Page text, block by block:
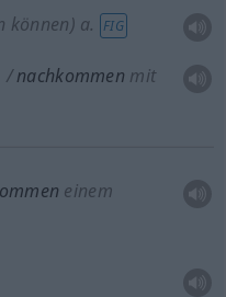
können) a. FIG
nachkommen mit
einem